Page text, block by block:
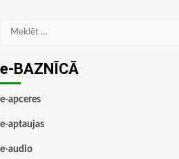
Meklēt:
e-BAZNĪCĀ
e-apceres
e-aptaujas
e-audio